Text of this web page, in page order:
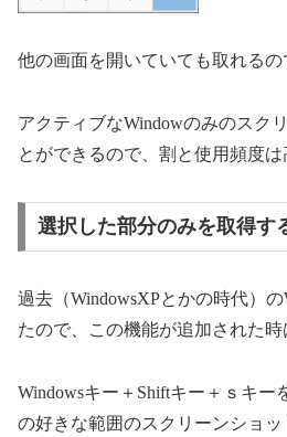
他の画面を開いていても取れるの
アクティブなWindowのみのスク
とができるので、割と使用頻度は
選択した部分のみを取得す
過去（WindowsXPとかの時代）
たので、この機能が追加された時
Windowsキー＋Shiftキー＋ｓキー
の好きな範囲のスクリーンショッ